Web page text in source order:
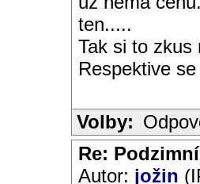
ten.....
Tak si to zkus
Respektive
Volby:
Re:
Autor: jožin